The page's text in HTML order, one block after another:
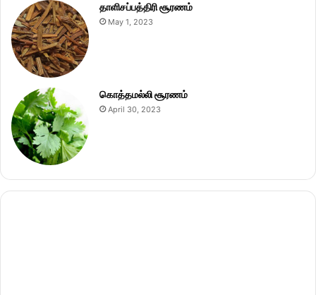
தாளிசப்பத்திரி சூரணம்
May 1, 2023
கொத்தமல்லி சூரணம்
April 30, 2023